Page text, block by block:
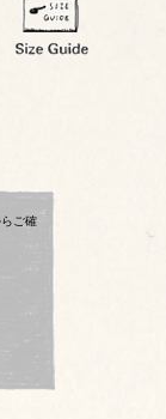
ご確